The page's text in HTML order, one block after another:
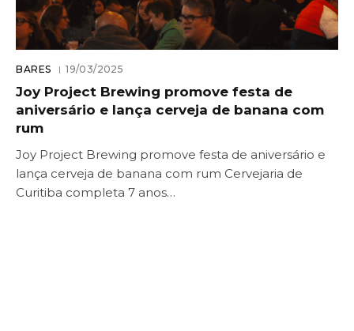
BARES 19/03/2025
Joy Project Brewing promove festa de
aniversário e lança cerveja de banana com
rum
Joy Project Brewing promove festa de aniversário e
lança cerveja de banana com rum Cervejaria de
Curitiba completa 7 anos…